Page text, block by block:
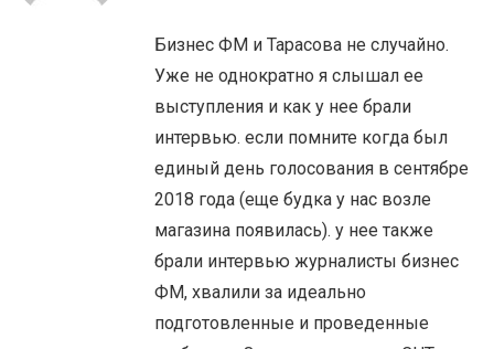
Бизнес ФМ и Тарасова не случайно.
Уже не однократно я слышал ее
выступления и как у нее брали
интервью. если помните когда был
единый день голосования в сентябре
2018 года (еще будка у нас возле
магазина появилась). у нее также
брали интервью журналисты бизнес
ФМ, хвалили за идеально
подготовленные и проведенные